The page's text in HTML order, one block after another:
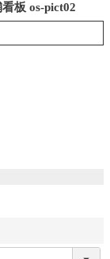
板 os-pict02